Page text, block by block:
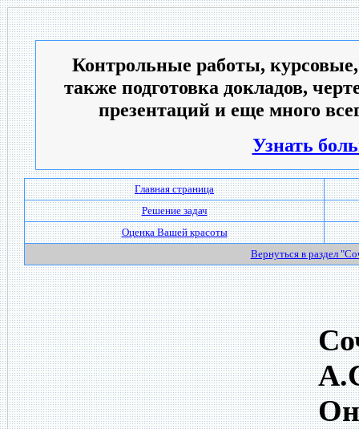
Контрольные работы,
также подготовка докладов,
презентаций и еще много
Узнать
Главная страница
Решение задач
Оценка Вашей красоты
Вернуться в раздел